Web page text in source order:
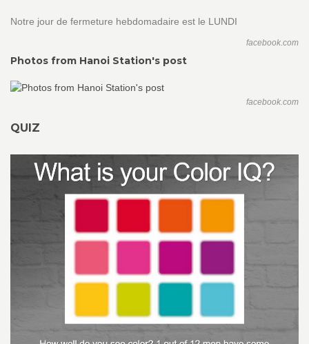
Notre jour de fermeture hebdomadaire est le LUNDI
facebook.com
Photos from Hanoi Station's post
facebook.com
QUIZ